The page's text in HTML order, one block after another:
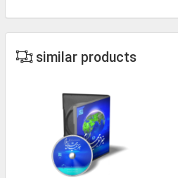
similar products